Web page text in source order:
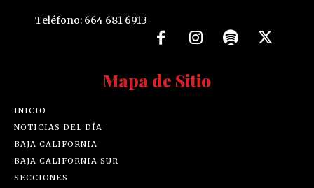
Teléfono: 664 681 6913
Mapa de Sitio
INICIO
NOTICIAS DEL DÍA
BAJA CALIFORNIA
BAJA CALIFORNIA SUR
SECCIONES